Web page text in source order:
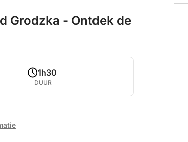
Grodzka - Ontdek de
1h30
DUUR